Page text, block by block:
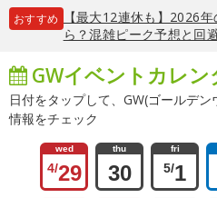
おすすめ
【最大12連休も】2026
ら？混雑ピーク予想と回
GWイベントカレン
日付をタップして、GW(ゴールデ
情報をチェック
wed
4/29
thu
30
fri
5/1